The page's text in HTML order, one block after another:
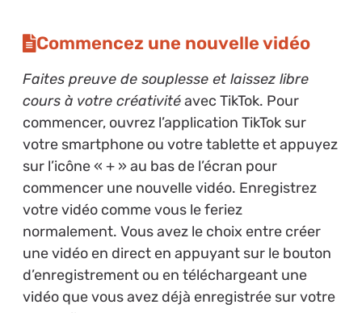
Commencez une nouvelle vidéo
Faites preuve de souplesse et laissez libre
cours à votre créativitéavec TikTok. Pour
commencer, ouvrez l’application TikTok sur
votre smartphone ou votre tablette et appuyez
sur l’icône « + » au bas de l’écran pour
commencer une nouvelle vidéo. Enregistrez
votre vidéo comme vous le feriez
normalement. Vous avez le choix entre créer
une vidéo en direct en appuyant sur le bouton
d’enregistrement ou en téléchargeant une
vidéo que vous avez déjà enregistrée sur votre